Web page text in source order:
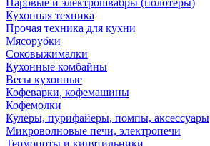
Кухонная техника
Прочая техника для кухни
Мясорубки
Соковыжималки
Кухонные комбайны
Весы кухонные
Кофеварки, кофемашины
Кофемолки
Кулеры, пурифайеры, помпы, аксессуары
Микроволновые печи, электропечи
Термопоты и кипятильники